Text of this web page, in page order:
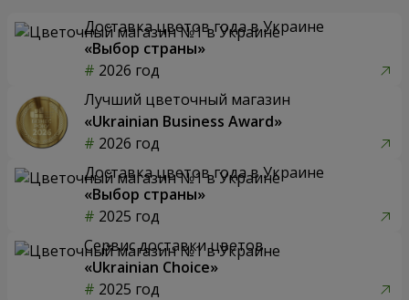
Доставка цветов года в Украине
«Выбор страны»
2026 год
Лучший цветочный магазин
«Ukrainian Business Award»
2026 год
Доставка цветов года в Украине
«Выбор страны»
2025 год
Сервис доставки цветов
«Ukrainian Choice»
2025 год